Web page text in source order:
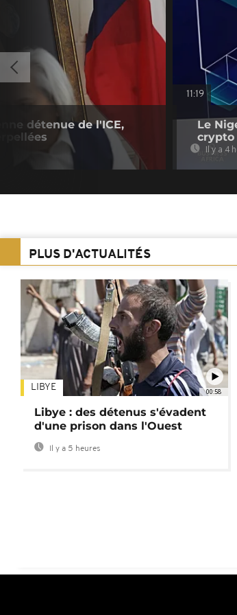
détenue de l'ICE,
11:19
Le
crypto
Il y a 4
PLUS D'ACTUALITÉS
00:58
LIBYE
Libye : des détenus s'évadent
d'une prison dans l'Ouest
Il y a 5 heures